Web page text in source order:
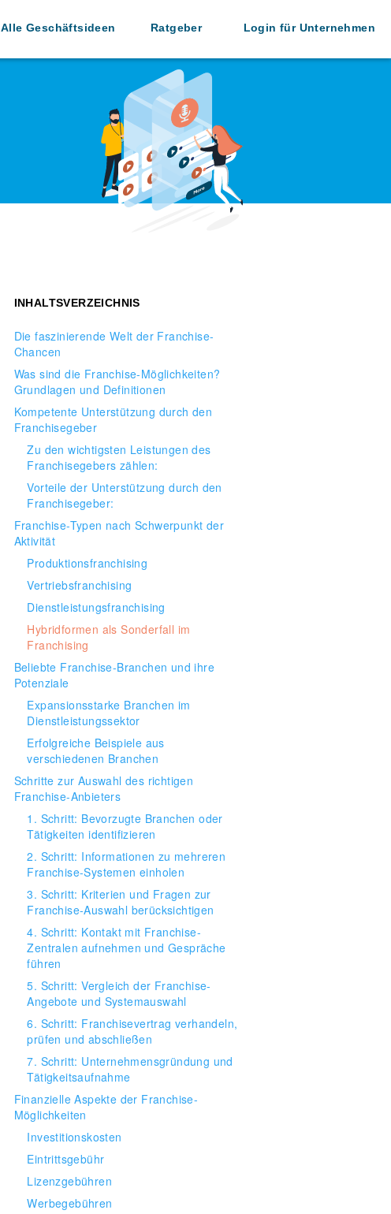
Alle Geschäftsideen Ratgeber Login für Unternehmen
INHALTSVERZEICHNIS
Die faszinierende Welt der Franchise-
Chancen
Was sind die Franchise-Möglichkeiten?
Grundlagen und Definitionen
Kompetente Unterstützung durch den
Franchisegeber
Zu den wichtigsten Leistungen des
Franchisegebers zählen:
Vorteile der Unterstützung durch den
Franchisegeber:
Franchise-Typen nach Schwerpunkt der
Aktivität
Produktionsfranchising
Vertriebsfranchising
Dienstleistungsfranchising
Hybridformen als Sonderfall im
Franchising
Beliebte Franchise-Branchen und ihre
Potenziale
Expansionsstarke Branchen im
Dienstleistungssektor
Erfolgreiche Beispiele aus
verschiedenen Branchen
Schritte zur Auswahl des richtigen
Franchise-Anbieters
1. Schritt: Bevorzugte Branchen oder
Tätigkeiten identifizieren
2. Schritt: Informationen zu mehreren
Franchise-Systemen einholen
3. Schritt: Kriterien und Fragen zur
Franchise-Auswahl berücksichtigen
4. Schritt: Kontakt mit Franchise-
Zentralen aufnehmen und Gespräche
führen
5. Schritt: Vergleich der Franchise-
Angebote und Systemauswahl
6. Schritt: Franchisevertrag verhandeln,
prüfen und abschließen
7. Schritt: Unternehmensgründung und
Tätigkeitsaufnahme
Finanzielle Aspekte der Franchise-
Möglichkeiten
Investitionskosten
Eintrittsgebühr
Lizenzgebühren
Werbegebühren